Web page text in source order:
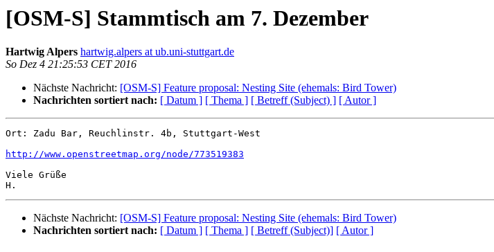
[OSM-S] Stammtisch am 7. Dezember
Hartwig Alpers hartwig.alpers at ub.uni-stuttgart.de
So Dez 4 21:25:53 CET 2016
Nächste Nachricht: [OSM-S] Feature proposal: Nesting Site (ehemals: Bird Tower)
Nachrichten sortiert nach: [ Datum ] [ Thema ] [ Betreff (Subject) ] [ Autor ]
Ort: Zadu Bar, Reuchlinstr. 4b, Stuttgart-West
http://www.openstreetmap.org/node/773519383
Viele Grüße
Nächste Nachricht: [OSM-S] Feature proposal: Nesting Site (ehemals: Bird Tower)
Nachrichten sortiert nach: [ Datum ] [ Thema ] [ Betreff (Subject)] [ Autor ]